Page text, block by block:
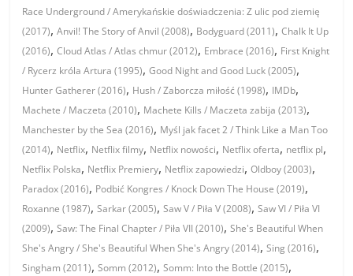
Race Underground / Amerykańskie doświadczenia: Z ulic pod ziemię
(2017),Anvil! The Story of Anvil (2008), Bodyguard (2011),Chalk It Up
(2016),Cloud Atlas / Atlas chmur (2012), Embrace (2016), First Knight
/ Rycerz króla Artura (1995),Good Night and Good Luck (2005),
Hunter Gatherer (2016), Hush / Zaborcza miłość (1998), IMDb,
Machete / Maczeta (2010), Machete Kills / Maczeta zabija (2013),
Manchester by the Sea (2016), Myśl jak facet 2 / Think Like a Man Too
(2014), Netflix, Netflix filmy, Netflix nowości, Netflix oferta, netflix pl,
Netflix Polska, Netflix Premiery, Netflix zapowiedzi,Oldboy (2003),
Paradox (2016), Podbić Kongres / Knock Down The House (2019),
Roxanne (1987),Sarkar (2005),Saw V / Piła V (2008),Saw VI / Piła VI
(2009),Saw: The Final Chapter / Piła VII (2010),She's Beautiful When
She's Angry / She's Beautiful When She's Angry (2014),Sing (2016),
Singham (2011),Somm (2012),Somm: Into the Bottle (2015),